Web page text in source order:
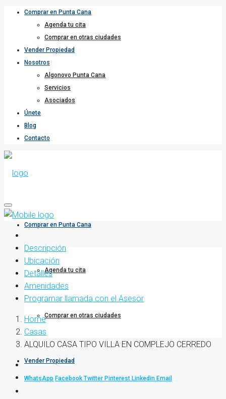
Comprar en Punta Cana
Agenda tu cita
Comprar en otras ciudades
Vender Propiedad
Nosotros
Algonovo Punta Cana
Servicios
Asociados
Únete
Blog
Contacto
Comprar en Punta Cana
Agenda tu cita
Comprar en otras ciudades
Vender Propiedad
Descripción
Ubicación
Detalles
Amenidades
Programar llamada con el Asesor
Home
Casas
ALQUILO CASA TIPO VILLA EN COMPLEJO CERREDO
WhatsApp Facebook Twitter Pinterest Linkedin Email